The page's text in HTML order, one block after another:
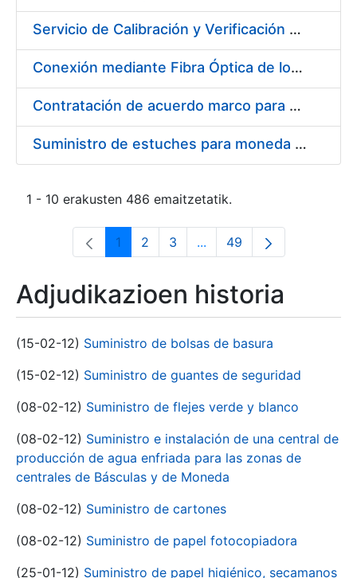
Servicio de Calibración y Verificación Externa de los Equipos de Medición del Servicio de Prevención de la FNMT-RCM
Conexión mediante Fibra Óptica de los Centros de Proceso de Datos (CPDs) de las sedes de la FNMT-RCM de Burgos y Madrid
Contratación de acuerdo marco para el Suministro de Material de Electricidad para la Fábrica Nacional de Moneda y Timbre-Real Casa de la Moneda en su centro de trabajo de Burgos
Suministro de estuches para moneda de 30 €
1 - 10 erakusten 486 emaitzetatik.
Orrialdea
1 Orrialdea
2 Orrialdea
3 ...Intermediate Pages Use
Orrialdea
49
Adjudikazioen historia
(15-02-12) Suministro de bolsas de basura
(15-02-12) Suministro de guantes de seguridad
(08-02-12) Suministro de flejes verde y blanco
(08-02-12) Suministro e instalación de una central de
producción de agua enfriada para las zonas de
centrales de Básculas y de Moneda
(08-02-12) Suministro de cartones
(08-02-12) Suministro de papel fotocopiadora
(25-01-12) Suministro de papel higiénico, secamanos